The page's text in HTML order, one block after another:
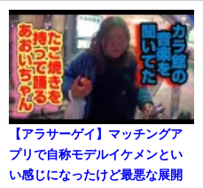
【アラサーゲイ】マッチングア
プリで自称モデルイケメンとい
い感じになったけど最悪な展開